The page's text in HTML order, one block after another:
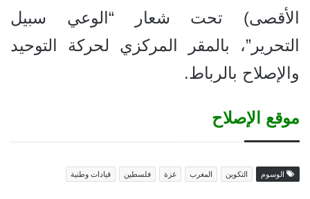
الأقصى) تحت شعار “الوعي سبيل
التحرير”، بالمقر المركزي لحركة التوحيد
والإصلاح بالرباط.
موقع الإصلاح
الوسوم التكوين المغرب غزة فلسطين قيادات وطنية